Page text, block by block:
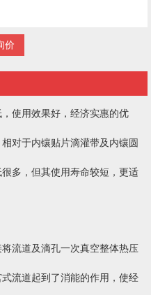
价
使用效果好，经济实惠的优
对于内镶贴片滴灌带及内镶圆
多，但其使用寿命较短，更适
流道及滴孔一次真空整体热压
流道起到了消能的作用，使经